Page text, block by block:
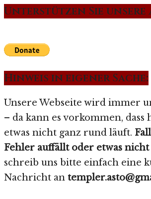
Unterstützen Sie unsere
Hinweis in eigener Sache:
Unsere Webseite wird immer
– da kann es vorkommen, dass
etwas nicht ganz rund läuft.
Fehler auffällt oder etwas
schreib uns bitte einfach eine
Nachricht an